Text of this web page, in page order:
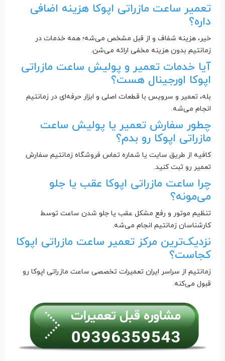
تعمیر ساعت مازراتی اپوکا هزینه اضافی
داره؟
خیر، هزینه شفاف و از قبل مشخص می‌شه؛ همه خدمات در
زمانتیم بدون هزینه مخفی ارائه می‌شن.
آیا خدمات تعمیر و پولیش ساعت مازراتی
اپوکا اورجینال هست؟
بله، تعمیر و سرویس با قطعات اصلی و ابزار حرفه‌ای در زمانتیم
انجام می‌شه.
چطور سفارش تعمیر یا پولیش ساعت
مازراتی اپوکا رو بدم؟
کافیه از طریق سایت یا شماره تماس فروشگاه زمانتیم سفارش
تعمیر رو ثبت کنید.
چرا ساعت مازراتی اپوکا عقب یا جلو
می‌مونه؟
تنظیم موتور و رفع مشکل عقب یا جلو شدن ساعت توسط
کارشناسان زمانتیم انجام می‌شه.
نزدیک‌ترین مرکز تعمیر ساعت مازراتی اپوکا
کجاست؟
زمانتیم از سراسر ایران تعمیرات تخصصی ساعت مازراتی اپوکا رو
قبول می‌کنه.